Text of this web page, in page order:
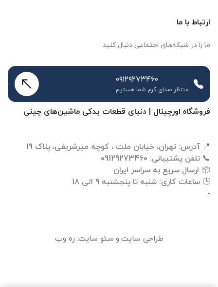
فروشگاه اورچینال | دنیای قطعات یدکی ماشین‌های چینی
-
ارتباط با ما
ما را در شبکه‌های اجتماعی دنبال کنید
۰۹۱۲۹۲۷۳۴۶۰
منتظر صدای گرم شما هستیم
طراحی سایت و سئو سایت: ره وب